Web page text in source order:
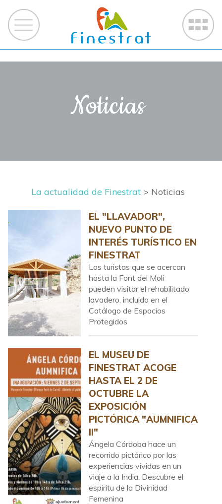
Noticias
La actualidad de Finestrat > Noticias
EL "LLAVADOR",
NUEVO PUNTO DE
INTERÉS TURÍSTICO EN
FINESTRAT
Los turistas que se acercan
hasta la Font del Molí
pueden visitar el rehabilitado
lavadero, incluido en el
Catálogo de Espacios
Protegidos
EL MUSEU DE
FINESTRAT ACOGE
HASTA EL 2 DE
OCTUBRE LA
EXPOSICIÓN
PICTÓRICA "AUMNIFICA
II"
Ángela Córdoba hace un
recorrido pictórico por las
experiencias vividas en un
viaje a la India. Descubre el
espíritu de la Divinidad
Femenina